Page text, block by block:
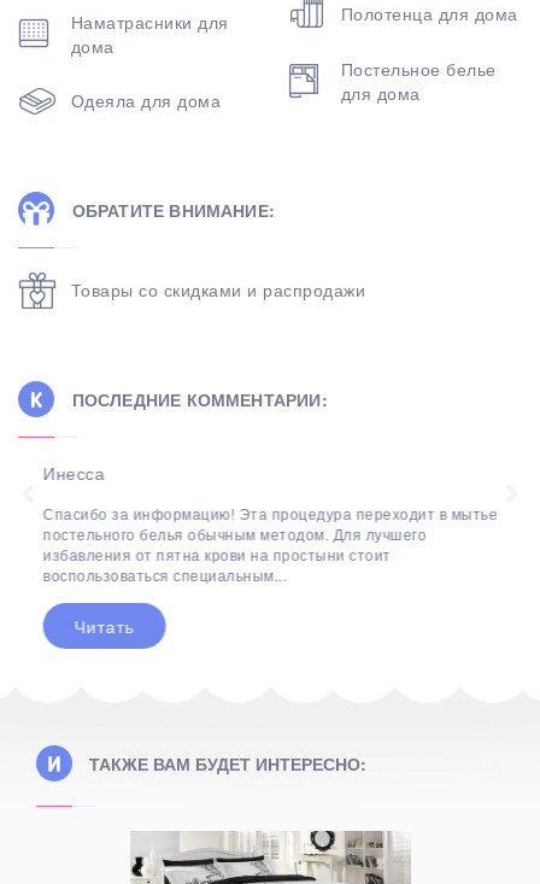
Наматрасники для
дома
Одеяла для дома
Полотенца для дома
Постельное белье
для дома
ОБРАТИТЕ ВНИМАНИЕ:
Товары со скидками и распродажи
ПОСЛЕДНИЕ КОММЕНТАРИИ:
Инесса
Спасибо за информацию! Эта процедура переходит в мытье
постельного белья обычным методом. Для лучшего
избавления от пятна крови на простыни стоит
воспользоваться специальным...
Читать
ТАКЖЕ ВАМ БУДЕТ ИНТЕРЕСНО: